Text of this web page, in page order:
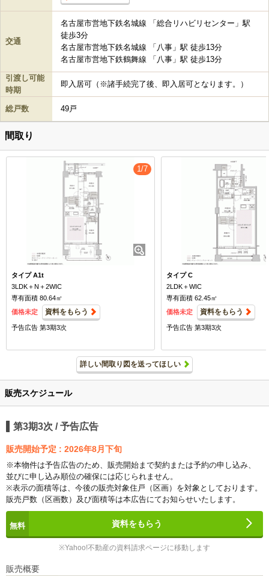
交通
名古屋市営地下鉄名城線 「総合リハビリセンター」駅
徒歩3分
名古屋市営地下鉄名城線 「八事」駅 徒歩13分
名古屋市営地下鉄鶴舞線 「八事」駅 徒歩13分
引渡し可能
時期
即入居可（※諸手続完了後、即入居可となります。）
総戸数 49戸
間取り
タイプ A1t
3LDK＋N＋2WIC
専有面積 80.64㎡
価格未定
資料をもらう
予告広告 第3期3次
1/7
タイプ C
2LDK＋WIC
専有面積 62.45㎡
価格未定
資料をもらう
予告広告 第3期3次
詳しい間取り図を送ってほしい
販売スケジュール
第3期3次 / 予告広告
販売開始予定 : 2026年8月下旬
※本物件は予告広告のため、販売開始まで契約または予約の申し込み、
並びに申し込み順位の確保には応じられません。
※表示の面積等は、今後の販売対象住戸（区画）を対象としております。
販売戸数（区画数）及び面積等は本広告にてお知らせいたします。
資料をもらう
※Yahoo!不動産の資料請求ページに移動します
販売概要